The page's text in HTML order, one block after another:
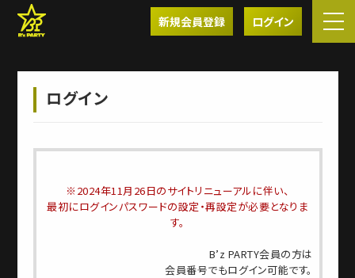
新規会員登録 ログイン
ログイン
※2024年11月26日のサイトリニューアルに伴い、
最初にログインパスワードの設定・再設定が必要となりま
す。
B’z PARTY会員の方は
会員番号でもログイン可能です。